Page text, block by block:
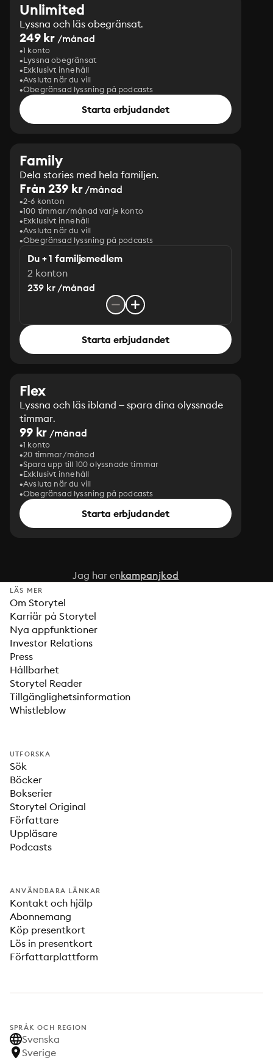
Unlimited
Lyssna och läs obegränsat.
249 kr /månad
1 konto
Lyssna obegränsat
Exklusivt innehåll
Avsluta när du vill
Obegränsad lyssning på podcasts
Starta erbjudandet
Family
Dela stories med hela familjen.
Från 239 kr/månad
2-6 konton
100 timmar/månad varje konto
Exklusivt innehåll
Avsluta när du vill
Obegränsad lyssning på podcasts
Du + 1 familjemedlem
2 konton
239 kr /månad
Starta erbjudandet
Flex
Lyssna och läs ibland – spara dina olyssnade
timmar.
99 kr /månad
1 konto
20 timmar/månad
Spara upp till 100 olyssnade timmar
Exklusivt innehåll
Avsluta när du vill
Obegränsad lyssning på podcasts
Starta erbjudandet
Jag har enkampanjkod
LÄS MER
Om Storytel
Karriär på Storytel
Nya appfunktioner
Investor Relations
Press
Hållbarhet
Storytel Reader
Tillgänglighetsinformation
Whistleblow
UTFORSKA
Sök
Böcker
Bokserier
Storytel Original
Författare
Uppläsare
Podcasts
ANVÄNDBARA LÄNKAR
Kontakt och hjälp
Abonnemang
Köp presentkort
Lös in presentkort
Författarplattform
SPRÅK OCH REGION
Svenska
Sverige